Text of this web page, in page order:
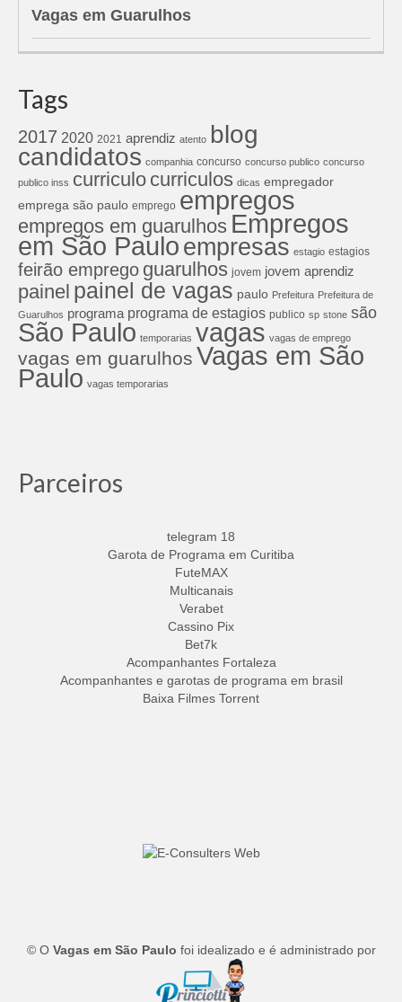
Vagas em Guarulhos
Tags
2017 2020 2021 aprendiz atento blog
candidatos companhia concurso concurso publico concurso
publico inss curriculo curriculos dicas empregador
emprega são paulo emprego empregos
empregos em guarulhos Empregos
em São Pauloempresas estagio estagios
feirão emprego guarulhos jovem jovem aprendiz
painel painel de vagas paulo Prefeitura Prefeitura de
Guarulhos programa programa de estagios publico sp stone são
São Paulo temporarias vagas vagas de emprego
vagas em guarulhos Vagas em São
Paulo vagas temporarias
Parceiros
telegram 18
Garota de Programa em Curitiba
FuteMAX
Multicanais
Verabet
Cassino Pix
Bet7k
Acompanhantes Fortaleza
Acompanhantes e garotas de programa em brasil
Baixa Filmes Torrent
© O Vagas em São Paulo foi idealizado e é administrado por